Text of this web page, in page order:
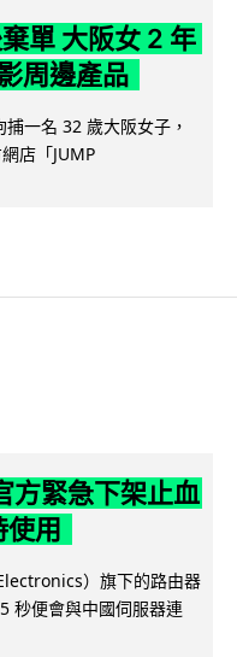
單 大阪女 2 年
周邊產品
一名 32 歲大阪女子，
店「JUMP
方緊急下架止血
用
）旗下的路由器
秒便會與中國伺服器連